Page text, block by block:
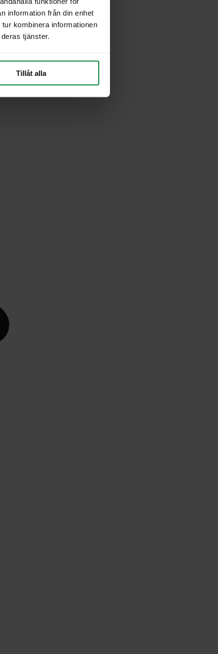
information från din enhet
kombinera informationen
tjänster.
Tillåt alla